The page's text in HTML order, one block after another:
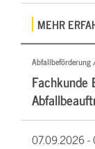
MEHR
Abfallbeförderung
07.09.2026 -